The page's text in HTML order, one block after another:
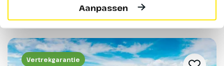
Aanpassen
Vertrekgarantie